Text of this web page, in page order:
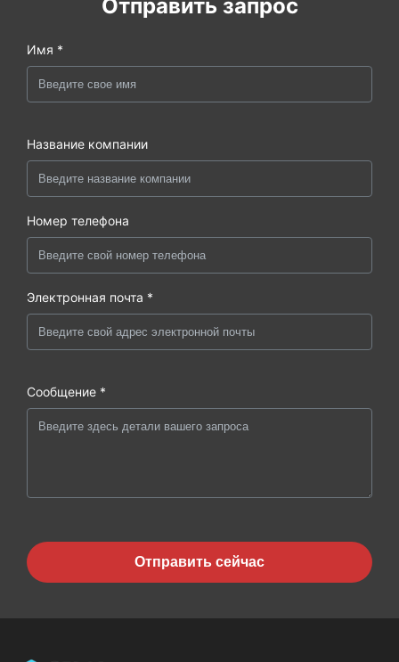
Отправить запрос
Имя *
Название компании
Номер телефона
Электронная почта *
Сообщение *
Отправить сейчас